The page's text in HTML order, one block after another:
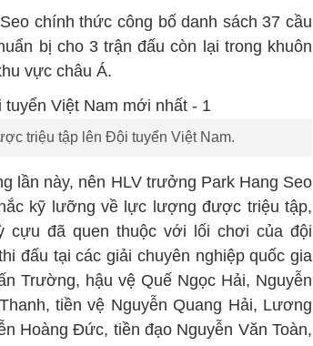
chính thức công bố danh sách 37 cầu
bị cho 3 trận đấu còn lại trong khuôn
vực châu Á.
triệu tập lên Đội tuyển Việt Nam.
lần này, nên HLV trưởng Park Hang Seo
kỹ lưỡng về lực lượng được triệu tập,
cựu đã quen thuộc với lối chơi của đội
đấu tại các giải chuyên nghiệp quốc gia
Trường, hậu vệ Quế Ngọc Hải, Nguyễn
tiền vệ Nguyễn Quang Hải, Lương
Hoàng Đức, tiền đạo Nguyễn Văn Toàn,